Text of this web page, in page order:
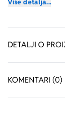
Harija Potera i
Više detalja...
DETALJI O
KOMENTARI (0)